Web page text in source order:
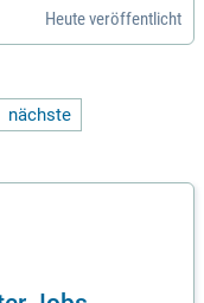
Heute veröffentlicht
nächste